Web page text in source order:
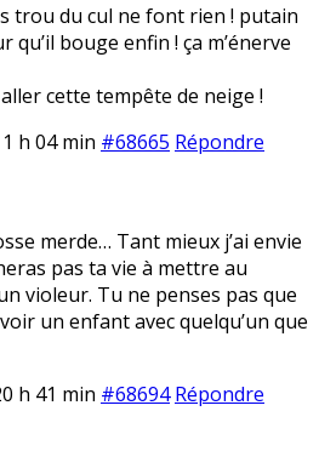
trou du cul ne font rien ! putain
bouge enfin ! ça m’énerve
aller cette tempête de neige !
h 04 min #68665 Répondre
merde… Tant mieux j’ai envie
pas ta vie à mettre au
violeur. Tu ne penses pas que
un enfant avec quelqu’un que
h 41 min #68694 Répondre